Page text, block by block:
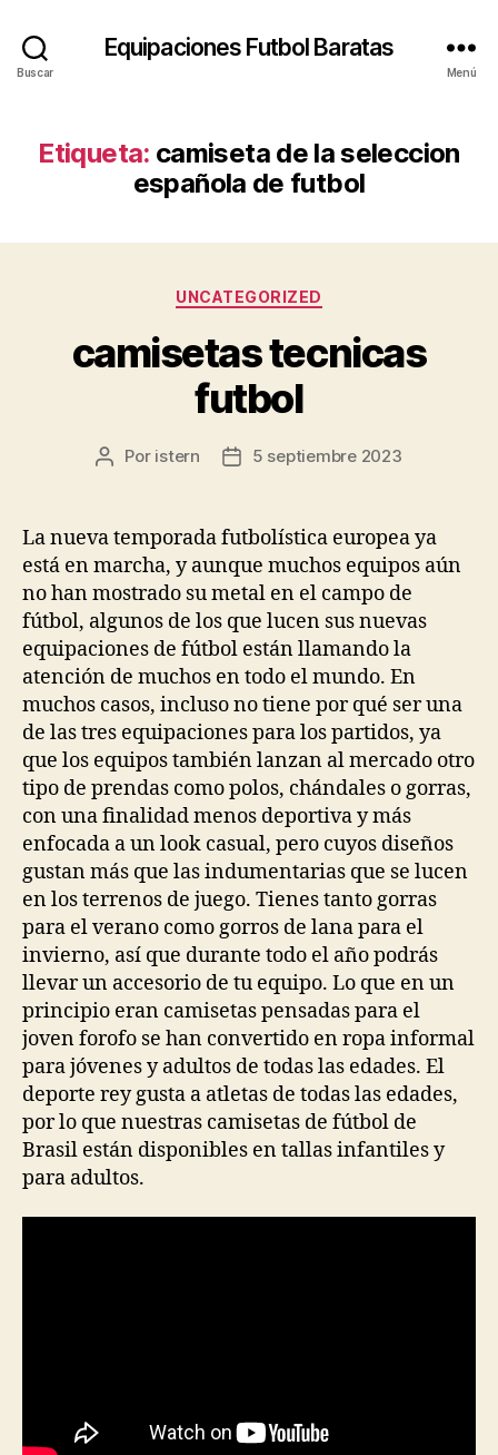
Buscar
Equipaciones Futbol Baratas
Menú
Etiqueta: camiseta de la seleccion
española de futbol
Categorías
UNCATEGORIZED
camisetas tecnicas
futbol
Autor
entrada
Por istern
Fecha
entrada
5 septiembre 2023
La nueva temporada futbolística europea ya
está en marcha, y aunque muchos equipos aún
no han mostrado su metal en el campo de
fútbol, algunos de los que lucen sus nuevas
equipaciones de fútbol están llamando la
atención de muchos en todo el mundo. En
muchos casos, incluso no tiene por qué ser una
de las tres equipaciones para los partidos, ya
que los equipos también lanzan al mercado otro
tipo de prendas como polos, chándales o gorras,
con una finalidad menos deportiva y más
enfocada a un look casual, pero cuyos diseños
gustan más que las indumentarias que se lucen
en los terrenos de juego. Tienes tanto gorras
para el verano como gorros de lana para el
invierno, así que durante todo el año podrás
llevar un accesorio de tu equipo. Lo que en un
principio eran camisetas pensadas para el
joven forofo se han convertido en ropa informal
para jóvenes y adultos de todas las edades. El
deporte rey gusta a atletas de todas las edades,
por lo que nuestras camisetas de fútbol de
Brasil están disponibles en tallas infantiles y
para adultos.